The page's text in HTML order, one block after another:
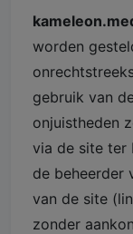
worden
gebruik van
onjuistheden
via de site ter
de beheerder
van de site
zonder